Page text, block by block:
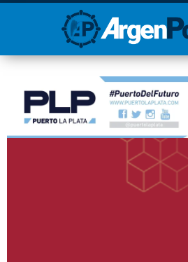
¡Sumate a nuestro
Newsletter!
Nombre Apellidos
Estoy de acuerdo con las